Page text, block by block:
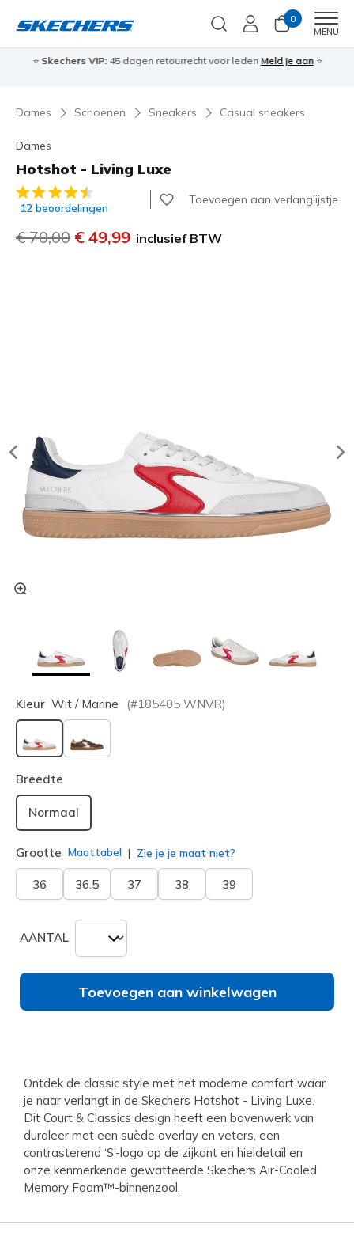
0
MENU
⭐ Skechers VIP:45 dagen retourrecht voor leden Meld je aan⭐
Dames Schoenen Sneakers Casual sneakers
Dames
Hotshot - Living Luxe
5 van de 5 klantbeoordelingen
12 beoordelingen
Toevoegen aan verlanglijstje
Prijs verlaagd van
€ 70,00 naar
€ 49,99 inclusief BTW
Kleur Wit / Marine (#185405 WNVR)
geselecteerd
Breedte
Normaal
Grootte Maattabel Zie je je maat niet?
36 36.5 37 38 39
AANTAL
Toevoegen aan winkelwagen
Ontdek de classic style met het moderne comfort waar
je naar verlangt in de Skechers Hotshot - Living Luxe.
Dit Court & Classics design heeft een bovenwerk van
duraleer met een suède overlay en veters, een
contrasterend ‘S’-logo op de zijkant en hieldetail en
onze kenmerkende gewatteerde Skechers Air-Cooled
Memory Foam™-binnenzool.